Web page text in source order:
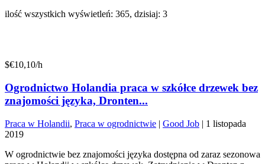
ilość wszystkich wyświetleń: 365, dzisiaj: 3
$€10,10/h
Ogrodnictwo Holandia praca w szkółce drzewek bez
znajomości języka, Dronten...
Praca w Holandii, Praca w ogrodnictwie | Good Job | 1 listopada
2019
W ogrodnictwie bez znajomości języka dostępna od zaraz sezonowa